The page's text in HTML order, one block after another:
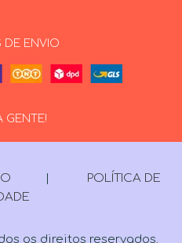
DE ENVIO
GENTE!
POLÍTICA DE
os direitos reservados.